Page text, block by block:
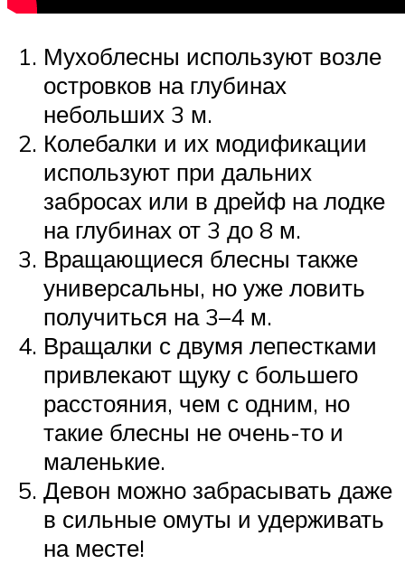
Мухоблесны используют возле
островков на глубинах
небольших 3 м.
Колебалки и их модификации
используют при дальних
забросах или в дрейф на лодке
на глубинах от 3 до 8 м.
Вращающиеся блесны также
универсальны, но уже ловить
получиться на 3–4 м.
Вращалки с двумя лепестками
привлекают щуку с большего
расстояния, чем с одним, но
такие блесны не очень-то и
маленькие.
Девон можно забрасывать даже
в сильные омуты и удерживать
на месте!